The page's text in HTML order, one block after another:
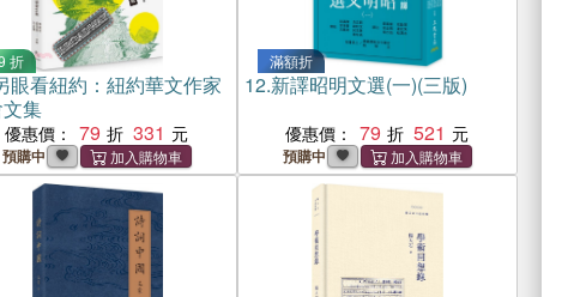
折
眼看紐約：紐約華文作家
集
優惠價： 79 331
預購中
滿額折
12.新譯昭明文選(一)(三版)
優惠價： 79 521
預購中